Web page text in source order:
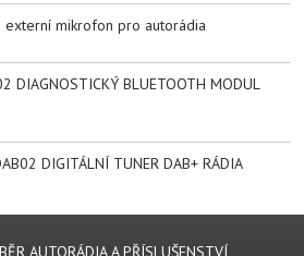
externí mikrofon pro autorádia
DIAGNOSTICKÝ BLUETOOTH MODUL
DIGITÁLNÍ TUNER DAB+ RÁDIA
AUTORÁDIA A PŘÍSLUŠENSTVÍ